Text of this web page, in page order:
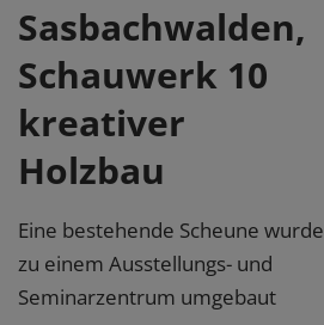
Sasbachwalden,
Schauwerk 10
kreativer
Holzbau
Eine bestehende Scheune wurde
zu einem Ausstellungs- und
Seminarzentrum umgebaut